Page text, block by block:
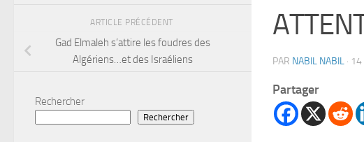
PAR NABIL NABIL · 14
Partager
ARTICLE PRÉCÉDENT
Gad Elmaleh s’attire les foudres des
Algériens…et des Israéliens
Rechercher
Rechercher